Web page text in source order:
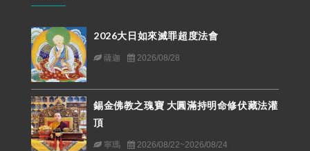
2026大日如來滅罪超度法會
薩迦 2026/08/28
錫金佛教之瑰寶 大圓滿持明命修伏藏法灌
頂
寧瑪 2026/08/22~2026/08/24